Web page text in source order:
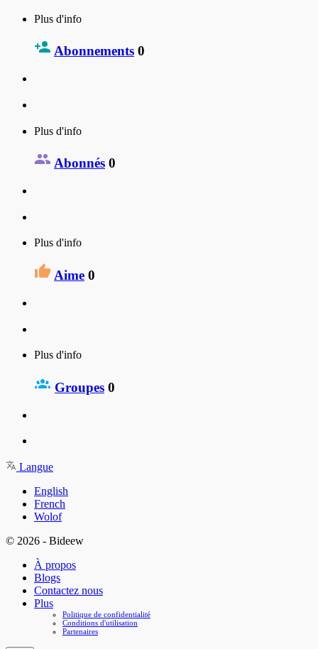
Plus d'info
Abonnements 0
Plus d'info
Abonnés 0
Plus d'info
Aime 0
Plus d'info
Groupes 0
Langue
English
French
Wolof
© 2026 - Bideew
À propos
Blogs
Contactez nous
Plus
Politique de confidentialité
Conditions d'utilisation
Partenaires